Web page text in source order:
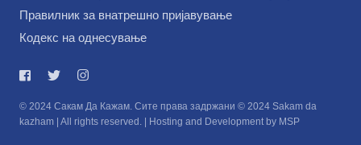
Правилник за внатрешно пријавување
Кодекс на однесување
© 2024 Сакам Да Кажам. Сите права задржани © 2024 Sakam da
kazham | All rights reserved. | Hosting and Development by MSP